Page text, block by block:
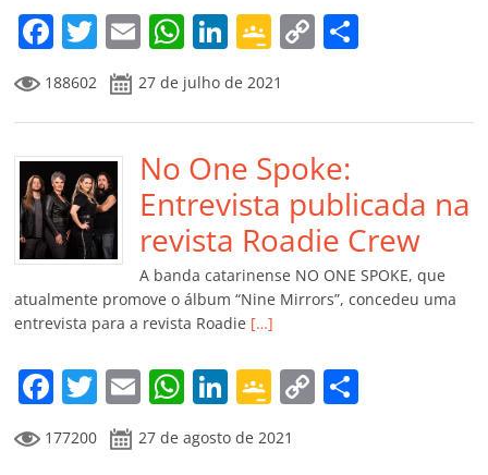
m
F
a
c
e
b
o
o
k
T
w
itt
er
E
m
ai
l
W
h
at
s
A
p
p
Li
n
k
e
dI
n
G
o
o
gl
e
Cl
a
ss
ro
o
m
C
y
Li
n
k
p
til
h
ar
188602 27 de julho de 2021
No One Spoke:
Entrevista publicada na
revista Roadie Crew
A banda catarinense NO ONE SPOKE, que
atualmente promove o álbum “Nine Mirrors”, concedeu uma
entrevista para a revista Roadie […]
F
a
c
T
w
itt
E
m
ai
W
at
Li
n
k
G
o
o
C
177200 27 de agosto de 2021